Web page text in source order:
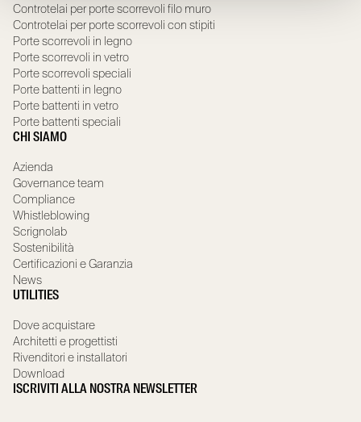
Controtelai per porte scorrevoli filo muro
Controtelai per porte scorrevoli con stipiti
Porte scorrevoli in legno
Porte scorrevoli in vetro
Porte scorrevoli speciali
Porte battenti in legno
Porte battenti in vetro
Porte battenti speciali
CHI SIAMO
Azienda
Governance team
Compliance
Whistleblowing
Scrignolab
Sostenibilità
Certificazioni e Garanzia
News
UTILITIES
Dove acquistare
Architetti e progettisti
Rivenditori e installatori
Download
ISCRIVITI ALLA NOSTRA NEWSLETTER